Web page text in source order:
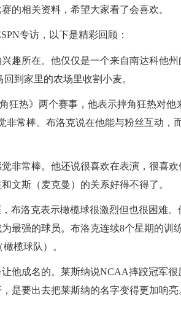
的相关资料，希望大家看了会喜欢。
专访，以下是精彩回顾：
趣所在。他仅仅是一个来自南达科他
到家里的农场里收割小麦。
狂热》两个赛事，他表示摔角狂热对他
非常棒。布洛克说在他能与粉丝互动，
非常棒。他还说很喜欢在表演，很喜
文斯（麦克曼）的关系好得不得了。
布洛克表示橄榄球很激烈但也很困难
最强的球员。布洛克连续8个星期的训
榄球队）。
他成名的。莱斯纳说NCAA摔跤冠军很
是要出去把莱斯纳的名字变得更加响